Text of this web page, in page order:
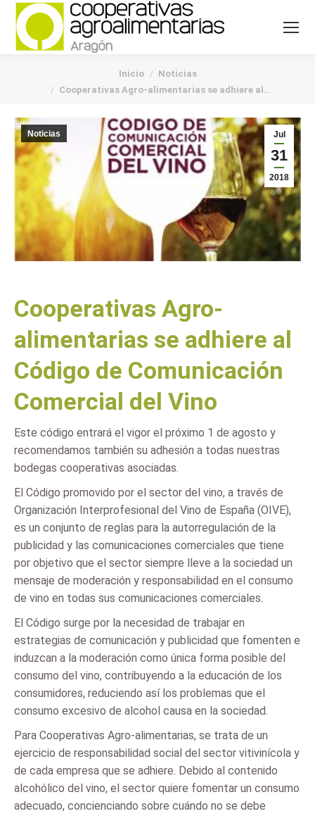
Inicio
Noticias
Cooperativas Agro-alimentarias se adhiere al…
Jul
31
2018
Noticias
Cooperativas Agro-
alimentarias se adhiere al
Código de Comunicación
Comercial del Vino
Este código entrará el vigor el próximo 1 de agosto y
recomendamos también su adhesión a todas nuestras
bodegas cooperativas asociadas.
El Código promovido por el sector del vino, a través de
Organización Interprofesional del Vino de España (OIVE),
es un conjunto de reglas para la autorregulación de la
publicidad y las comunicaciones comerciales que tiene
por objetivo que el sector siempre lleve a la sociedad un
mensaje de moderación y responsabilidad en el consumo
de vino en todas sus comunicaciones comerciales.
El Código surge por la necesidad de trabajar en
estrategias de comunicación y publicidad que fomenten e
induzcan a la moderación como única forma posible del
consumo del vino, contribuyendo a la educación de los
consumidores, reduciendo así los problemas que el
consumo excesivo de alcohol causa en la sociedad.
Para Cooperativas Agro-alimentarias, se trata de un
ejercicio de responsabilidad social del sector vitivinícola y
de cada empresa que se adhiere. Debido al contenido
alcohólico del vino, el sector quiere fomentar un consumo
adecuado, concienciando sobre cuándo no se debe